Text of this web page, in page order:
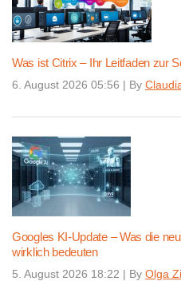
Was ist Citrix – Ihr Leitfaden zur
6. August 2026 05:56 | By
Googles KI-Update – Was die
wirklich bedeuten
5. August 2026 18:22 | By Olga